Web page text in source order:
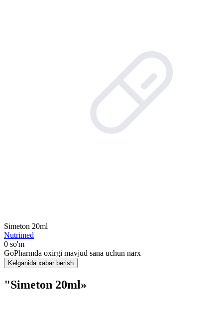
Simeton 20ml
Nutrimed
0 so'm
GoPharmda oxirgi mavjud sana uchun narx
Kelganida xabar berish
"Simeton 20ml»